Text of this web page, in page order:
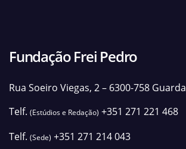
Fundação Frei Pedro
Rua Soeiro Viegas, 2 – 6300-758 Guarda
Telf. (Estúdios e Redação) +351 271 221 468
Telf. (Sede) +351 271 214 043